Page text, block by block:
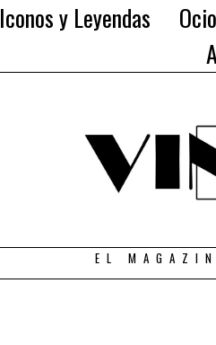
Iconos y Leyendas
EL